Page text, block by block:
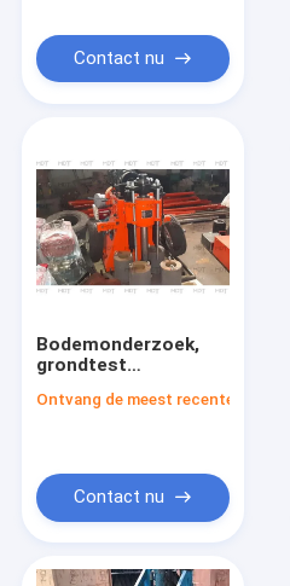
Producten
Video's
Ongeveer ons
Nieuws
Contact nu
Bodemonderzoek,
grondtest
mijnbouw exploratie
Ontvang de meest recente Prijs
Contact nu